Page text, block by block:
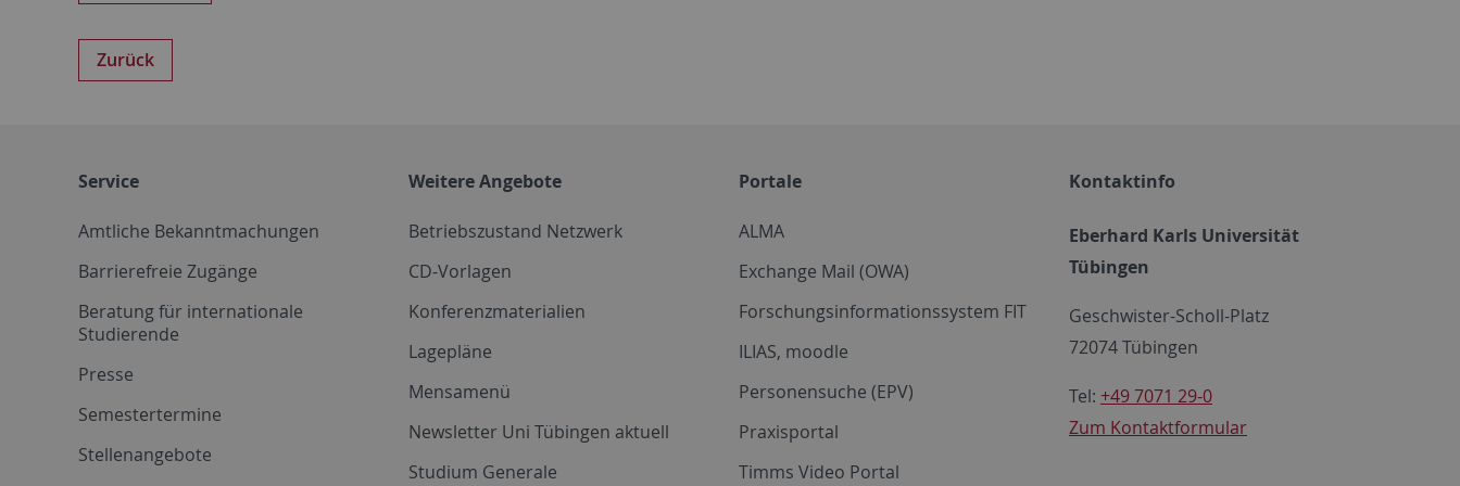
Zurück
Service
Amtliche Bekanntmachungen
Barrierefreie Zugänge
Beratung für internationale
Studierende
Presse
Semestertermine
Stellenangebote
Weitere Angebote
Betriebszustand Netzwerk
CD-Vorlagen
Konferenzmaterialien
Lagepläne
Mensamenü
Newsletter Uni Tübingen aktuell
Studium Generale
Portale
ALMA
Exchange Mail (OWA)
Forschungsinformationssystem FIT
ILIAS, moodle
Personensuche (EPV)
Praxisportal
Timms Video Portal
Kontaktinfo
Eberhard Karls Universität
Tübingen
Geschwister-Scholl-Platz
72074 Tübingen
Tel: +49 7071 29-0
Zum Kontaktformular